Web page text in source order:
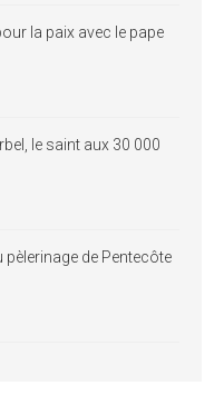
la paix avec le pape
le saint aux 30 000
de Pentecôte